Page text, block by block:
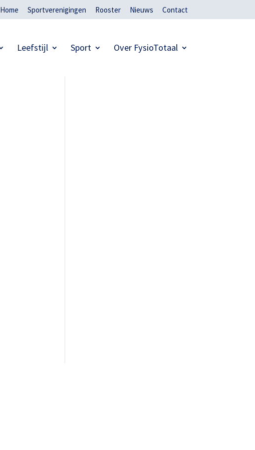
Home Sportverenigingen Rooster Nieuws Contact
Leefstijl Sport Over FysioTotaal